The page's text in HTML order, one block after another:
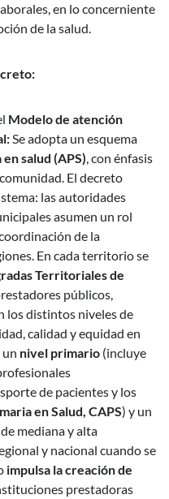
en lo concerniente
de la salud.
Modelo de atención
Se adopta un esquema
salud (APS), con énfasis
El decreto
las autoridades
asumen un rol
de la
En cada territorio se
Territoriales de
públicos,
los distintos niveles de
calidad y equidad en
un nivel primario (incluye
de pacientes y los
en Salud, CAPS) y un
mediana y alta
y nacional cuando se
impulsa la creación de
prestadoras